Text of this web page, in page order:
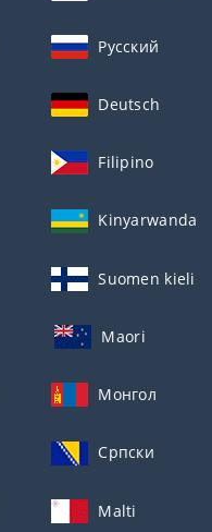
Русский
Deutsch
Filipino
Kinyarwanda
Suomen kieli
Maori
Монгол
Српски
Malti